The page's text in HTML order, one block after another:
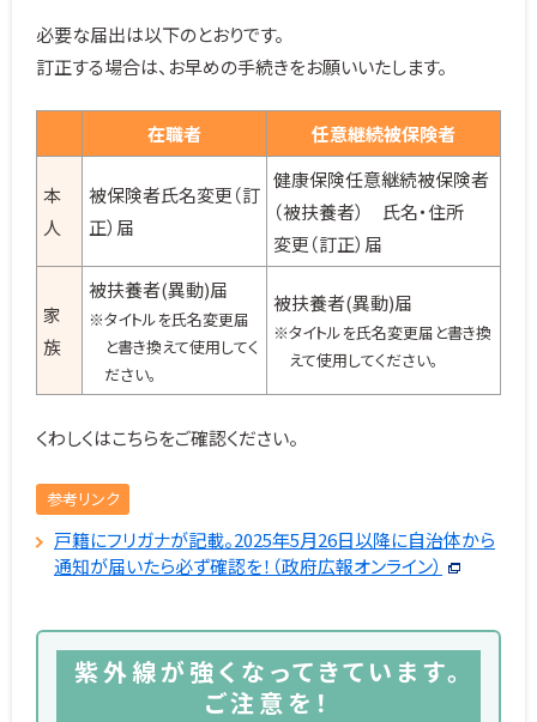
必要な届出は以下のとおりです。
訂正する場合は、お早めの手続きをお願いいたします。
在職者 任意継続被保険者
本
人
被保険者氏名変更（訂
正）届
健康保険任意継続被保険者
（被扶養者） 氏名・住所
変更（訂正）届
家
族
被扶養者(異動)届
※タイトルを氏名変更届
と書き換えて使用してく
ださい。
被扶養者(異動)届
※タイトルを氏名変更届と書き換
えて使用してください。
くわしくはこちらをご確認ください。
参考リンク
戸籍にフリガナが記載。2025年5月26日以降に自治体から
通知が届いたら必ず確認を！（政府広報オンライン）
紫外線が強くなってきています。
ご注意を！